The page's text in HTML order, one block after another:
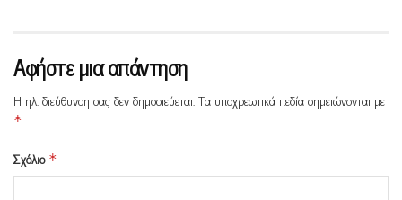
Αφήστε μια απάντηση
Η ηλ. διεύθυνση σας δεν δημοσιεύεται.Τα υποχρεωτικά πεδία σημειώνονται με
*
Σχόλιο *